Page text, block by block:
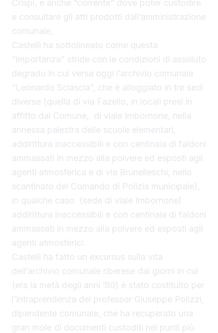
Crispi, e anche “corrente” dove poter custodire
e consultare gli atti prodotti dall’amministrazione
comunale,
Castelli ha sottolineato come questa
“importanza” stride con le condizioni di assoluto
degrado in cui versa oggi l’archivio comunale
“Leonardo Sciascia”, che è alloggiato in tre sedi
diverse (quella di via Fazello, in locali presi in
affitto dal Comune, di viale Imbornone, nella
annessa palestra delle scuole elementari,
addirittura inaccessibili e con centinaia di faldoni
ammassati in mezzo alla polvere ed esposti agli
agenti atmosferica e di via Brunelleschi, nello
scantinato del Comando di Polizia municipale),
in qualche caso (sede di viale Imbornone)
addirittura inaccessibili e con centinaia di faldoni
ammassati in mezzo alla polvere ed esposti agli
agenti atmosferici.
Castelli ha fatto un excursus sulla vita
dell’archivio comunale riberese dai giorni in cui
(era la metà degli anni ’80) è stato costituito per
l’intraprendenza del professor Giuseppe Polizzi,
dipendente comunale, che ha recuperato una
gran mole di documenti custoditi nei punti più